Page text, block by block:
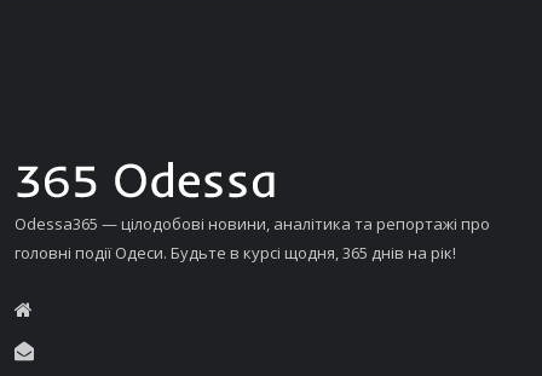
Odessa365 — цілодобові новини, аналітика та репортажі про
головні події Одеси. Будьте в курсі щодня, 365 днів на рік!